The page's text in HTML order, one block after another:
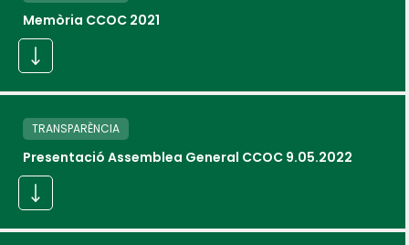
Memòria CCOC 2021
TRANSPARÈNCIA
Presentació Assemblea General CCOC 9.05.2022